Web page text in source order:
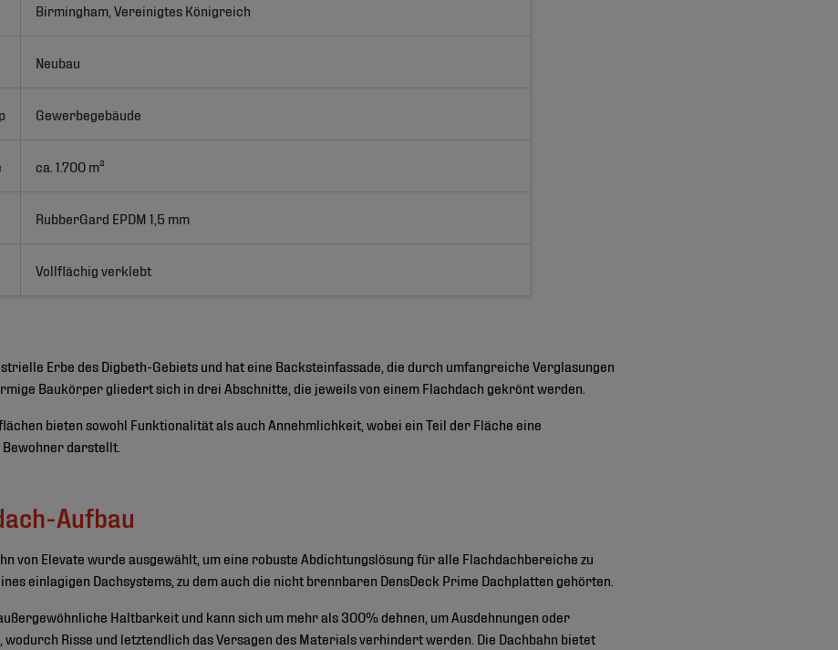
Birmingham, Vereinigtes Königreich
Neubau
Gewerbegebäude
ca. 1.700 m²
RubberGard EPDM 1,5 mm
Vollflächig verklebt
Erbe des Digbeth-Gebiets und hat eine Backsteinfassade, die durch umfangreiche Verglasungen
Baukörper gliedert sich in drei Abschnitte, die jeweils von einem Flachdach gekrönt werden.
bieten sowohl Funktionalität als auch Annehmlichkeit, wobei ein Teil der Fläche eine
darstellt.
Aufbau
von Elevate wurde ausgewählt, um eine robuste Abdichtungslösung für alle Flachdachbereiche zu
einlagigen Dachsystems, zu dem auch die nicht brennbaren DensDeck Prime Dachplatten gehörten.
Haltbarkeit und kann sich um mehr als 300% dehnen, um Ausdehnungen oder
Risse und letztendlich das Versagen des Materials verhindert werden. Die Dachbahn bietet